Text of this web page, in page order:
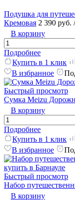
Подушка для
Кремовая 2 390 руб.
В корзину
Подробнее
Купить в 1 клик
В избранное
Быстрый просмотр
Сумка Meizu
В корзину
Подробнее
Купить в 1 клик
В избранное
Быстрый просмотр
Набор
В корзину